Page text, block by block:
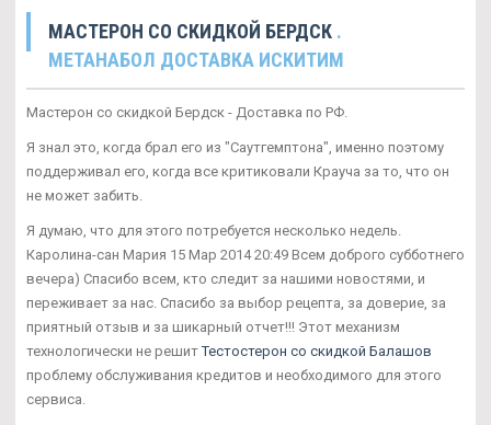
МАСТЕРОН СО СКИДКОЙ БЕРДСК .
МЕТАНАБОЛ ДОСТАВКА ИСКИТИМ
Мастерон со скидкой Бердск - Доставка по РФ.
Я знал это, когда брал его из "Саутгемптона", именно поэтому
поддерживал его, когда все критиковали Крауча за то, что он
не может забить.
Я думаю, что для этого потребуется несколько недель.
Каролина-сан Мария 15 Мар 2014 20:49 Всем доброго субботнего
вечера) Спасибо всем, кто следит за нашими новостями, и
переживает за нас. Спасибо за выбор рецепта, за доверие, за
приятный отзыв и за шикарный отчет!!! Этот механизм
технологически не решитТестостерон со скидкой Балашов
проблему обслуживания кредитов и необходимого для этого
сервиса.